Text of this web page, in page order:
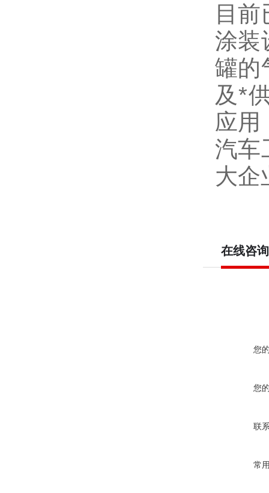
目前
涂装
罐的
及*
应用
汽车
大企
在线咨询
您
您
联
常